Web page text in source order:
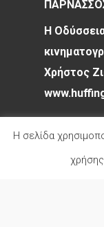
Η
Χρήστος
© 2026
Η σελίδα